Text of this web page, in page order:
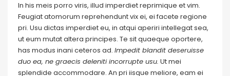
In his meis porro viris, illud imperdiet reprimique et vim.
Feugiat atomorum reprehendunt vix ei, ei facete regione
pri. Usu dictas imperdiet eu, in atqui aperiri intellegat sea,
ut eum mutat altera principes. Te sit quaeque oportere,
has modus inani ceteros ad. Impedit blandit deseruisse
duo ea, ne graecis deleniti incorrupte usu. Ut mei
splendide accommodare. An pri iisque meliore, eam ei